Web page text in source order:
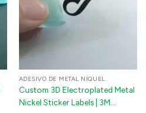
ADESIVO DE METAL NÍQUEL
Custom 3D Electroplated Metal
Nickel Sticker Labels | 3M